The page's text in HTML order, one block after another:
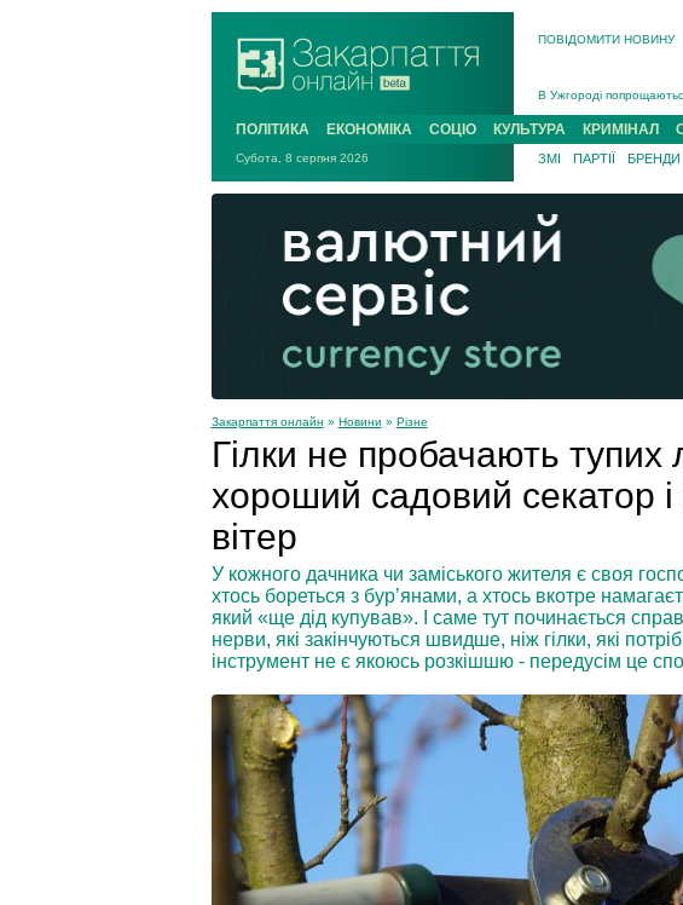
ПОВІДОМИТИ НОВИНУ
В Ужгороді
В Ужгороді 5 серпня
Підтвердили загибель
На війні з рф поліг
На Хустщині внаслідок
Інструктора районного
ПОЛІТИКА ЕКОНОМІКА СОЦІО КУЛЬТУРА КРИМІНАЛ
Субота, 8 серпня 2026 ЗМІ ПАРТІЇ БРЕНДИ
Закарпаття онлайн » Новини » Різне
Гілки не пробачають
хороший садовий секатор
вітер
У кожного дачника чи заміського жителя є своя
хтось бореться з бур’янами, а хтось вкотре
який «ще дід купував». І саме тут починається
нерви, які закінчуються швидше, ніж гілки, які
інструмент не є якоюсь розкішшю - передусім це